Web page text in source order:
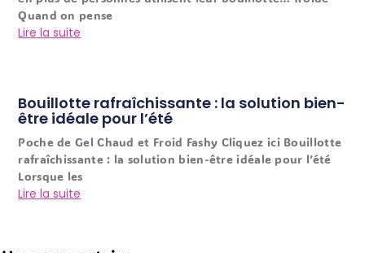
Quand on pense
Lire la suite
Bouillotte rafraîchissante : la solution bien-
être idéale pour l’été
Poche de Gel Chaud et Froid Fashy Cliquez ici Bouillotte
rafraîchissante : la solution bien-être idéale pour l’été
Lorsque les
Lire la suite